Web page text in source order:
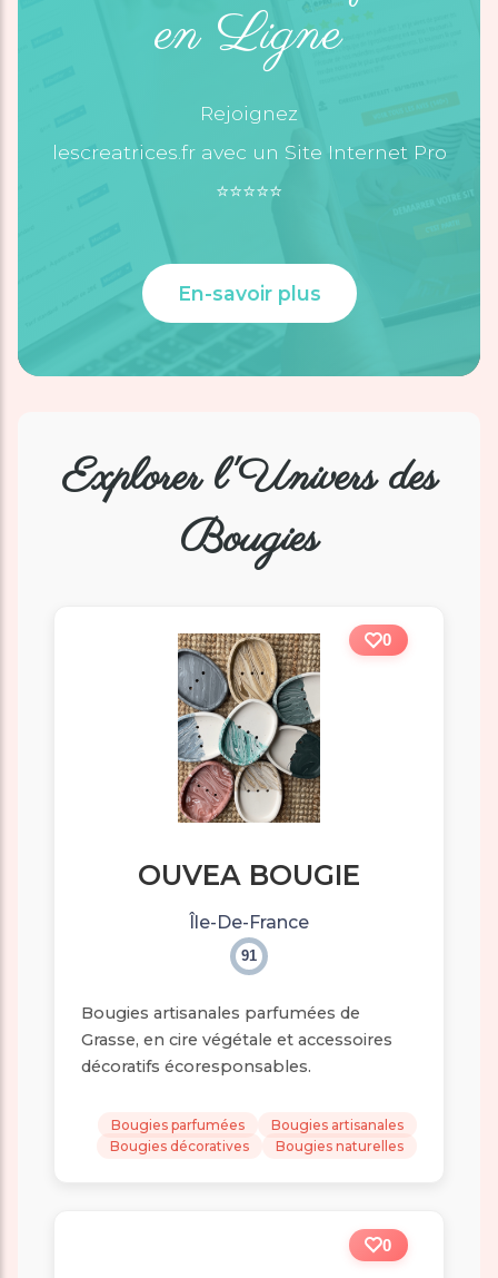
en Ligne
Rejoignez
lescreatrices.fr avec un Site Internet Pro
⭐️⭐️⭐️⭐️⭐️
En-savoir plus
Explorer l'Univers des
Bougies
0
OUVEA BOUGIE
Île-De-France
91
Bougies artisanales parfumées de
Grasse, en cire végétale et accessoires
décoratifs écoresponsables.
Bougies parfumées
Bougies artisanales
Bougies décoratives
Bougies naturelles
0